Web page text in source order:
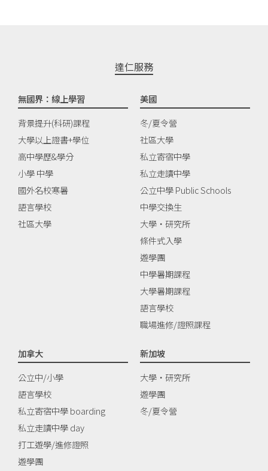
達仁服務
無國界：線上學習
背景提升(科研)課程
大學以上證書+學位
高中學歷&學分
小學 中學
國外名校寒暑
語言學校
社區大學
美國
冬/夏令營
社區大學
私立寄宿中學
私立走讀中學
公立中學 Public Schools
中學交換生
大學‧研究所
條件式入學
遊學團
中學暑期課程
大學暑期課程
語言學校
職場進修/證照課程
加拿大
公立中/小學
語言學校
私立寄宿中學 boarding
私立走讀中學 day
打工遊學/進修證照
遊學團
新加坡
大學‧研究所
遊學團
冬/夏令營